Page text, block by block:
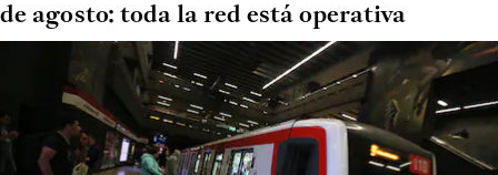
de agosto: toda la red está operativa